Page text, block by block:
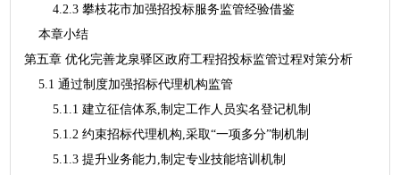
4.2.3 攀枝花市加强招投标服务监管经验借鉴
本章小结
第五章 优化完善龙泉驿区政府工程招投标监管过程对策分析
5.1 通过制度加强招标代理机构监管
5.1.1 建立征信体系,制定工作人员实名登记机制
5.1.2 约束招标代理机构,采取“一项多分”制机制
5.1.3 提升业务能力,制定专业技能培训机制